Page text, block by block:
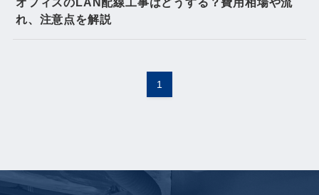
れ、注意点を解説
1